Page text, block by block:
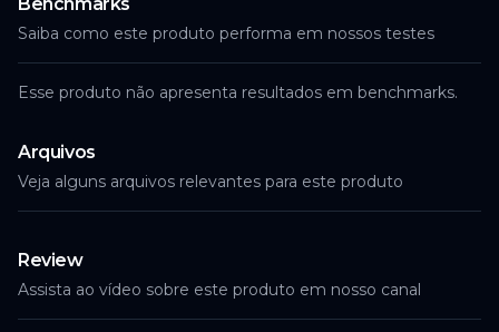
Saiba como este produto performa em nossos testes
Esse produto não apresenta resultados em benchmarks.
Arquivos
Veja alguns arquivos relevantes para este produto
Review
Assista ao vídeo sobre este produto em nosso canal